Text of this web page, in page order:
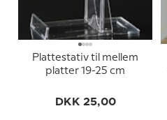
Plattestativ til mellem
platter 19-25 cm
DKK 25,00